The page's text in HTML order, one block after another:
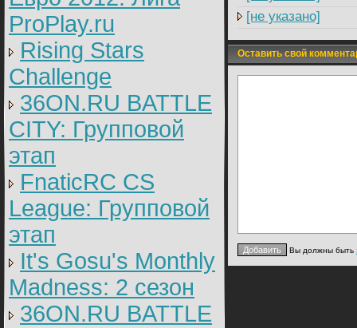
ProPlay.ru
Rising Stars
Challenge
36ON.RU BATTLE
CITY: Групповой
этап
FnaticRC CS
League: Групповой
этап
It's Gosu's Monthly
Madness: 2 сезон
36ON.RU BATTLE
[не указано]
Оставить свой
Вы должны быть